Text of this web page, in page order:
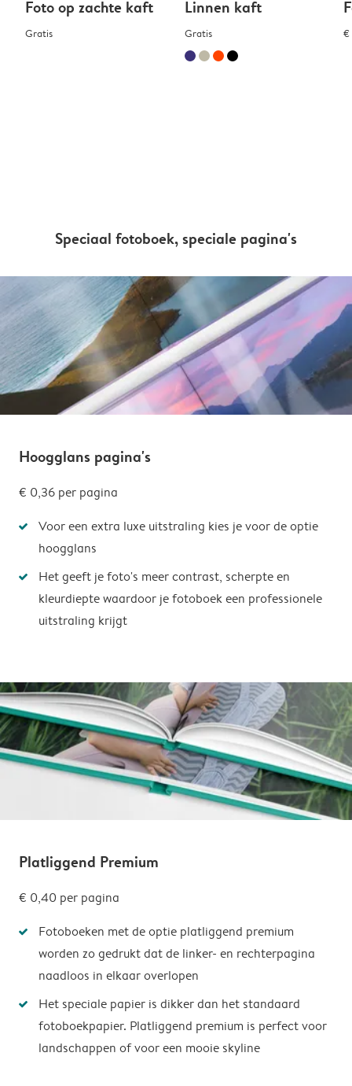
Foto op zachte kaft
Gratis
Linnen kaft
Gratis €
Speciaal fotoboek, speciale pagina's
Hoogglans pagina's
€ 0,36 per pagina
Voor een extra luxe uitstraling kies je voor de optie
hoogglans
Het geeft je foto's meer contrast, scherpte en
kleurdiepte waardoor je fotoboek een professionele
uitstraling krijgt
Platliggend Premium
€ 0,40 per pagina
Fotoboeken met de optie platliggend premium
worden zo gedrukt dat de linker- en rechterpagina
naadloos in elkaar overlopen
Het speciale papier is dikker dan het standaard
fotoboekpapier. Platliggend premium is perfect voor
landschappen of voor een mooie skyline